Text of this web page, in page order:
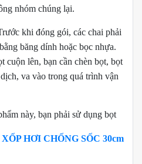
nhóm chúng lại.
khi đóng gói, các chai phải
băng dính hoặc bọc nhựa.
cuộn lên, bạn cần chèn bọt, bọt
va vào trong quá trình vận
này, bạn phải sử dụng bọt
HƠI CHỐNG SỐC 30cm